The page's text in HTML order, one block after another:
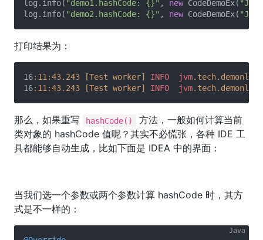
log.info( "demo1.hashCode: {}" , new CodeDemoEx(
log.info( "demo2.hashCode: {}" , new CodeDemoEx(
打印结果为：
16:11:43.243 [Test worker] INFO jvm.tech.demonlee
16:11:43.243 [Test worker] INFO jvm.tech.demonlee
那么，如果重写 hashCode()
方法，一般如何计算当前
类对象的 hashCode 值呢？其实不必慌张，各种 IDE 工
具都能够自动生成，比如下面是 IDEA 中的界面：
当我们选一个参数或两个参数计算 hashCode 时，其方
式是不一样的：